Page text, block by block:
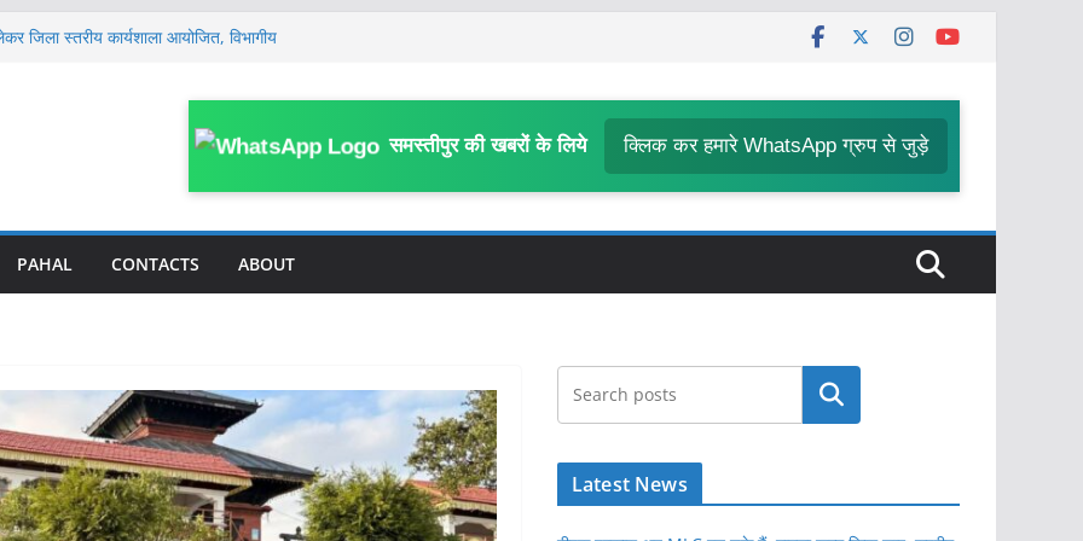
जिला स्तरीय कार्यशाला आयोजित, विभागीय
के DPO अजीत अमर के 4 ठिकानों पर
के मासूम की 13 दिन बाद मौ’त, घर के पास
था हमला
समस्तीपुर की खबरों के लिये क्लिक कर हमारे WhatsApp ग्रुप से जुड़े
PAHAL CONTACTS ABOUT
खोजें
Latest News